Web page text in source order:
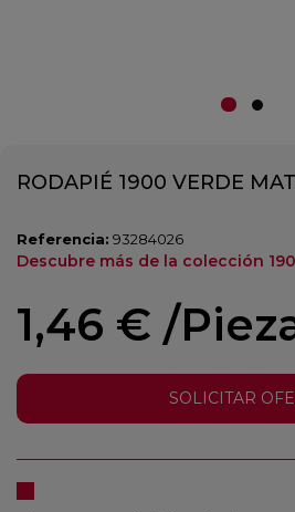
RODAPIÉ 1900 VERDE
Referencia: 93284026
Descubre más de la colección
1,46 € /
SOLICITAR